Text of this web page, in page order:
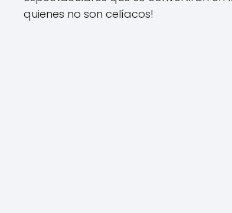
quienes no son celíacos!